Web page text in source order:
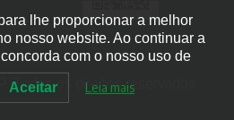
Todos os direitos reservados
lhe proporcionar a melhor
nosso website. Ao continuar a
com o nosso uso de
Aceitar Leia mais